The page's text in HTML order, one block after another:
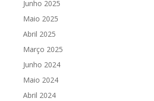
Junho 2025
Maio 2025
Abril 2025
Março 2025
Junho 2024
Maio 2024
Abril 2024